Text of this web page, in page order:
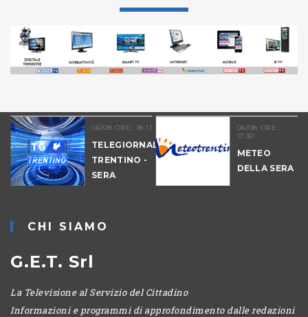
06/08 ORE: 18.11
TELEGIORNALE
TRENTINO -
SERA
06/08 ORE:
17.30
METEO
DELLA SERA
CHI SIAMO
G.E.T. Srl
La Televisione al Servizio del Cittadino
Informazioni e programmi di approfondimento dalle redazioni